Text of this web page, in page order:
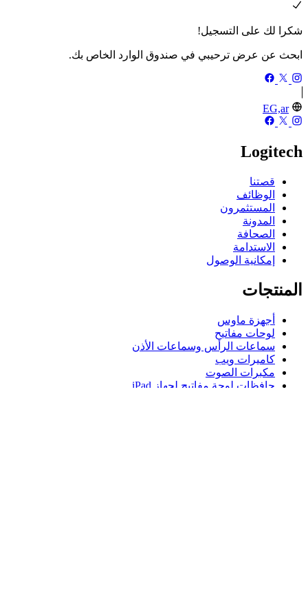
شكرا لك على التسجيل!
ابحث عن عرض ترحيبي في صندوق الوارد الخاص بك.
EG,ar
Logitech
قصتنا
الوظائف
المستثمرون
المدونة
الصحافة
الاستدامة
إمكانية الوصول
المنتجات
أجهزة ماوس
لوحات مفاتيح
سماعات الرأس وسماعات الأذن
كاميرات ويب
مكبرات الصوت
حافظات لوحة مفاتيح لجهاز iPad